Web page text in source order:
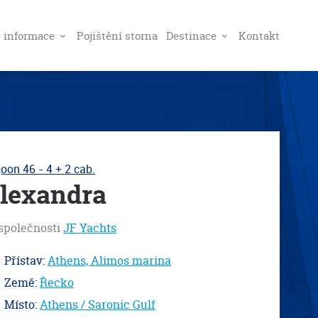
Pojištění storna Destinace Kontakt
46 - 4 + 2 cab.
JF Yachts
Přístav:Athens, Alimos marina
Země:Řecko
Místo:Athens / Saronic Gulf